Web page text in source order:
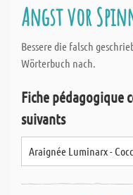
Angst vor
Bessere die falsch
Wörterbuch nach.
Fiche pédagogique
suivants
Araignée Luminarx -